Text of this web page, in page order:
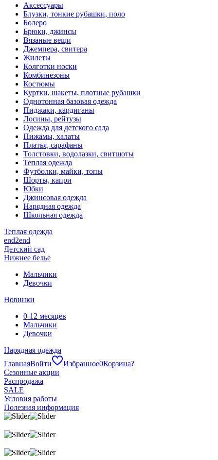
Аксессуары
Блузки, тонкие рубашки, поло
Болеро
Брюки, джинсы
Вязаные вещи
Джемпера, свитера
Жилеты
Колготки носки
Комбинезоны
Костюмы
Куртки, шакеты, плотные рубашки
Однотонная базовая одежда
Пиджаки, кардиганы
Лосины, рейтузы
Одежда для детского сада
Пижамы, халаты
Платья, сарафаны
Толстовки, водолазки, свитшоты
Теплая одежда
Футболки, майки, топы
Шорты, капри
Юбки
Джинсовая одежда
Нарядная одежда
Школьная одежда
Теплая одежда
end2end
Детский сад
Нижнее белье
Мальчики
Девочки
Новинки
0-12 месяцев
Мальчики
Девочки
Нарядная одежда
ГлавнаяВойти Избранное0Корзина?
Сезонные акции
Распродажа
SALE
Условия работы
Полезная информация